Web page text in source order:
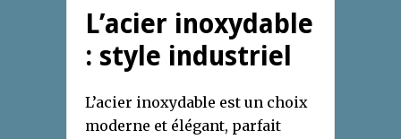
L’acier inoxydable
: style industriel
L’acier inoxydable est un choix
moderne et élégant, parfait